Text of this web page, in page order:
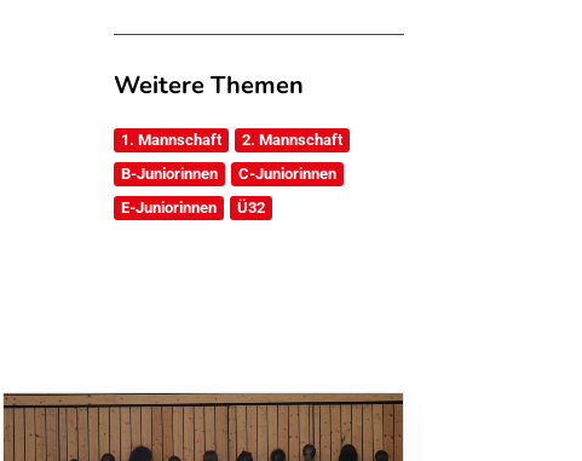
Weitere Themen
1. Mannschaft
2. Mannschaft
B-Juniorinnen
C-Juniorinnen
E-Juniorinnen
Ü32